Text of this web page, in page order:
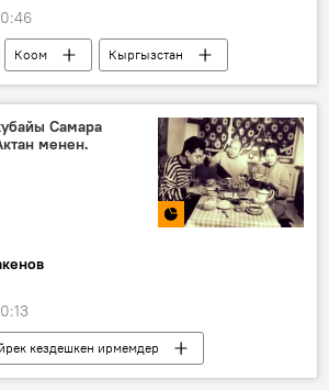
Коом
Кыргызстан
Асанов
камак
Самара
менен.
кездешкен ирмемдер
Маданият